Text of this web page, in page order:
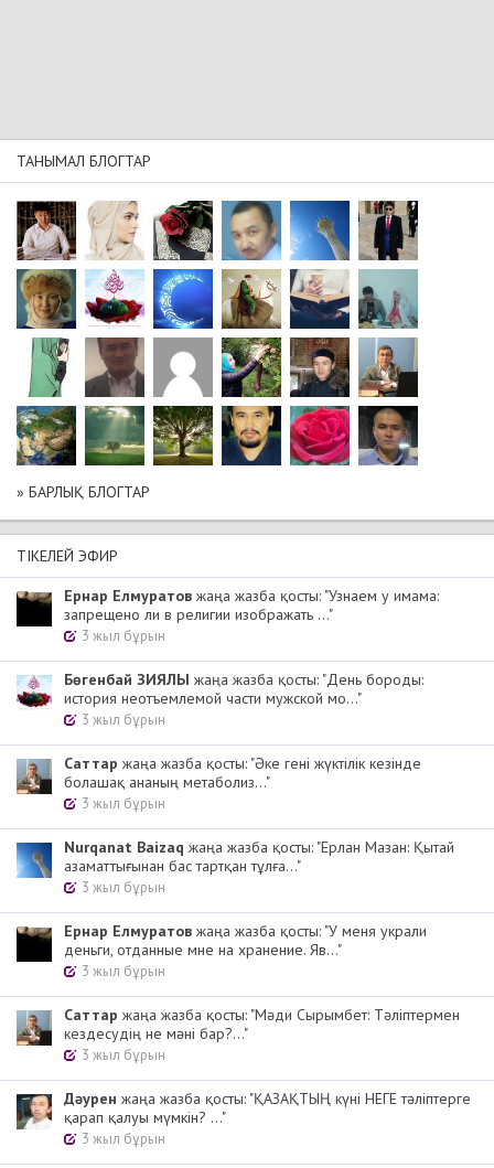
ТАНЫМАЛ БЛОГТАР
» БАРЛЫҚ БЛОГТАР
ТІКЕЛЕЙ ЭФИР
Ернар Елмуратов жаңа жазба қосты: "Узнаем у имама:
запрещено ли в религии изображать ..."
3 жыл бұрын
Бөгенбай ЗИЯЛЫ жаңа жазба қосты: "День бороды:
история неотъемлемой части мужской мо..."
3 жыл бұрын
Cаттар жаңа жазба қосты: "Әке гені жүктілік кезінде
болашақ ананың метаболиз..."
3 жыл бұрын
Nurqanat Baizaq жаңа жазба қосты: "Ерлан Мазан: Қытай
азаматтығынан бас тартқан тұлға..."
3 жыл бұрын
Ернар Елмуратов жаңа жазба қосты: "У меня украли
деньги, отданные мне на хранение. Яв..."
3 жыл бұрын
Cаттар жаңа жазба қосты: "Мәди Сырымбет: Тәліптермен
кездесудің не мәні бар?..."
3 жыл бұрын
Дәурен жаңа жазба қосты: "ҚАЗАҚТЫҢ күні НЕГЕ тәліптерге
қарап қалуы мүмкін? ..."
3 жыл бұрын